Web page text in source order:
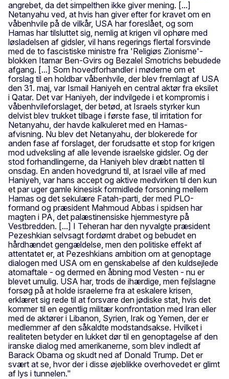
angrebet, da det simpelthen ikke giver mening. [...]
Netanyahu ved, at hvis han giver efter for kravet om en
våbenhvile på de vilkår, USA har foreslået, og som
Hamas har tilsluttet sig, nemlig at krigen vil ophøre med
løsladelsen af gidsler, vil hans regerings flertal forsvinde
med de to fascistiske ministre fra 'Religiøs Zionisme'-
blokken Itamar Ben-Gvirs og Bezalel Smotrichs bebudede
afgang. [...] Som hovedforhandler i møderne om et
forslag til en holdbar våbenhvile, der blev fremlagt af USA
den 31. maj, var Ismail Haniyeh en central aktør fra eksilet
i Qatar. Det var Haniyeh, der indvilgede i et kompromis i
våbenhvileforslaget, der betød, at Israels styrker kun
delvist blev trukket tilbage i første fase, til irritation for
Netanyahu, der havde kalkuleret med en Hamas-
afvisning. Nu blev det Netanyahu, der blokerede for
anden fase af forslaget, der forudsatte et stop for krigen
mod udveksling af alle levende israelske gidsler. Og der
stod forhandlingerne, da Haniyeh blev dræbt natten til
onsdag. En anden hovedgrund til, at Israel ville af med
Haniyeh, var hans accept og aktive medvirken til den kun
et par uger gamle kinesisk formidlede forsoning mellem
Hamas og det sekulære Fatah-parti, der med PLO-
formand og præsident Mahmoud Abbas i spidsen har
magten i PA, det palæstinensiske hjemmestyre på
Vestbredden. [...] I Teheran har den nyvalgte præsident
Pezeshkian selvsagt fordømt drabet og bebudet en
hårdhændet gengældelse, men den politiske effekt af
attentatet er, at Pezeshkians ambition om at genoptage
dialogen med USA om en genskabelse af den kuldsejlede
atomaftale - og dermed en åbning mod Vesten - nu er
blevet umulig. USA har, trods de ihærdige, men fejlslagne
forsøg på at holde israelerne fra at eskalere krisen,
erklæret sig rede til at forsvare den jødiske stat, hvis det
kommer til en egentlig militær konfrontation med Iran eller
med de aktører i Libanon, Syrien, Irak og Yemen, der er
medlemmer af den såkaldte modstandsakse. Hvilket i
realiteten betyder en lukket dør til en genoptagelse af den
iranske dialog med amerikanerne, som blev indledt af
Barack Obama og skudt ned af Donald Trump. Det er
svært at se, hvor der i disse øjeblikke overhovedet er glimt
af lys i tunnelen."